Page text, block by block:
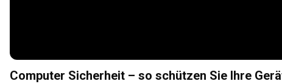
Computer Sicherheit – so schützen Sie Ihre